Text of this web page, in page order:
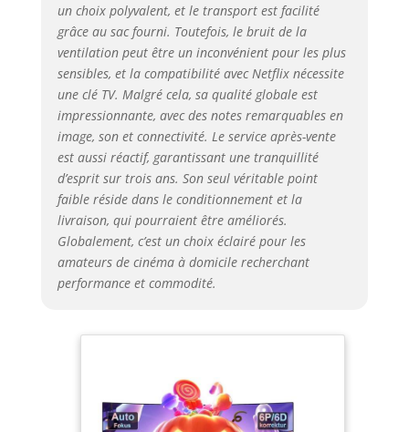
4K prise en charge avec
28000LM,E30 projecteur4K offre des
détails incroyables sur votre écran
massif de 400” sans compromis.La
lampe haute puissance offre une
luminosité 80% supérieure à celle
des autres projecteurs d'extérieur.Le
rapport de contraste supérieur de
30000:1 et la profondeur de couleur
de 8 bits améliorent la fidélité et la
précision des couleurs.12 fonds
d'écran intégrés selon vos
préférences ✿【WiFi 5G/2.4G et
Bluetooth bidirectionnel 5.2】Le
vidéoprojecteur E30 double bande
wifi Bluetooth a une forte capacité
La dernière technologie Bluetooth
5.2 bidirectionnelle permet au
projecteur de téléphone d'être utilisé
un choix polyvalent, et le transport est facilité
grâce au sac fourni. Toutefois, le bruit de la
ventilation peut être un inconvénient pour les plus
sensibles, et la compatibilité avec Netflix nécessite
une clé TV. Malgré cela, sa qualité globale est
impressionnante, avec des notes remarquables en
image, son et connectivité. Le service après-vente
est aussi réactif, garantissant une tranquillité
d’esprit sur trois ans. Son seul véritable point
faible réside dans le conditionnement et la
livraison, qui pourraient être améliorés.
Globalement, c’est un choix éclairé pour les
amateurs de cinéma à domicile recherchant
performance et commodité.